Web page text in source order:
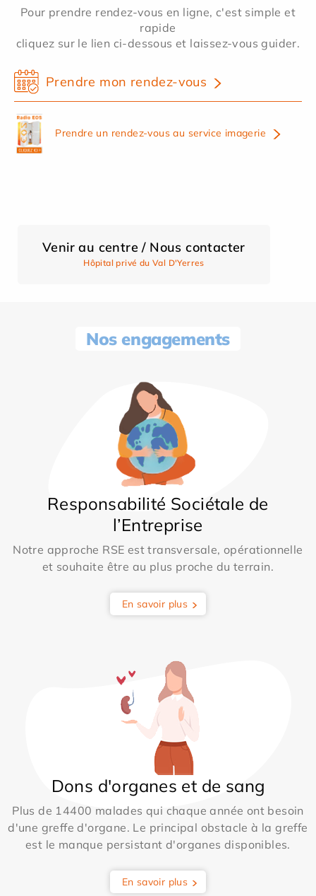
Pour prendre rendez-vous en ligne, c'est simple et
rapide
cliquez sur le lien ci-dessous et laissez-vous guider.
Prendre mon rendez-vous
Prendre un rendez-vous au service imagerie
Venir au centre / Nous contacter
Hôpital privé du Val D'Yerres
Nos engagements
Responsabilité Sociétale de
l’Entreprise
Notre approche RSE est transversale, opérationnelle
et souhaite être au plus proche du terrain.
En savoir plus
Dons d'organes et de sang
Plus de 14400 malades qui chaque année ont besoin
d'une greffe d'organe. Le principal obstacle à la greffe
est le manque persistant d'organes disponibles.
En savoir plus